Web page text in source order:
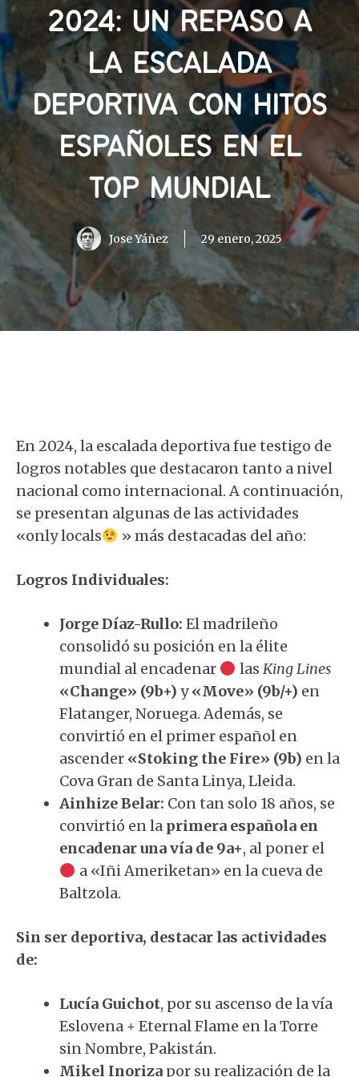
2024: UN REPASO A
LA ESCALADA
DEPORTIVA CON HITOS
ESPAÑOLES EN EL
TOP MUNDIAL
Jose Yáñez 29 enero, 2025
En 2024, la escalada deportiva fue testigo de
logros notables que destacaron tanto a nivel
nacional como internacional. A continuación,
se presentan algunas de las actividades
«only locals
» más destacadas del año:
Logros Individuales:
Jorge Díaz-Rullo: El madrileño
consolidó su posición en la élite
mundial al encadenar
las King Lines
«Change» (9b+) y«Move» (9b/+) en
Flatanger, Noruega. Además, se
convirtió en el primer español en
ascender «Stoking the Fire» (9b) en la
Cova Gran de Santa Linya, Lleida.
Ainhize Belar: Con tan solo 18 años, se
convirtió en la primera española en
encadenar una vía de 9a+, al poner el
a «Iñi Ameriketan» en la cueva de
Baltzola.
Sin ser deportiva, destacar las actividades
de:
Lucía Guichot, por su ascenso de la vía
Eslovena + Eternal Flame en la Torre
sin Nombre, Pakistán.
Mikel Inoriza por su realización de la